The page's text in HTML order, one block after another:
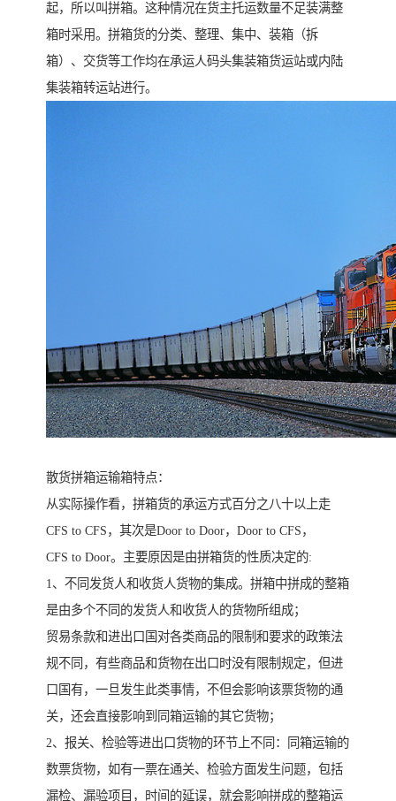
起，所以叫拼箱。这种情况在货主托运数量不足装满整
箱时采用。拼箱货的分类、整理、集中、装箱（拆
箱）、交货等工作均在承运人码头集装箱货运站或内陆
集装箱转运站进行。
散货拼箱运输箱特点：
从实际操作看，拼箱货的承运方式百分之八十以上走
CFS to CFS，其次是Door to Door，Door to CFS，
CFS to Door。主要原因是由拼箱货的性质决定的:
1、不同发货人和收货人货物的集成。拼箱中拼成的整箱
是由多个不同的发货人和收货人的货物所组成；
贸易条款和进出口国对各类商品的限制和要求的政策法
规不同，有些商品和货物在出口时没有限制规定，但进
口国有，一旦发生此类事情，不但会影响该票货物的通
关，还会直接影响到同箱运输的其它货物；
2、报关、检验等进出口货物的环节上不同：同箱运输的
数票货物，如有一票在通关、检验方面发生问题，包括
漏检、漏验项目，时间的延误，就会影响拼成的整箱运